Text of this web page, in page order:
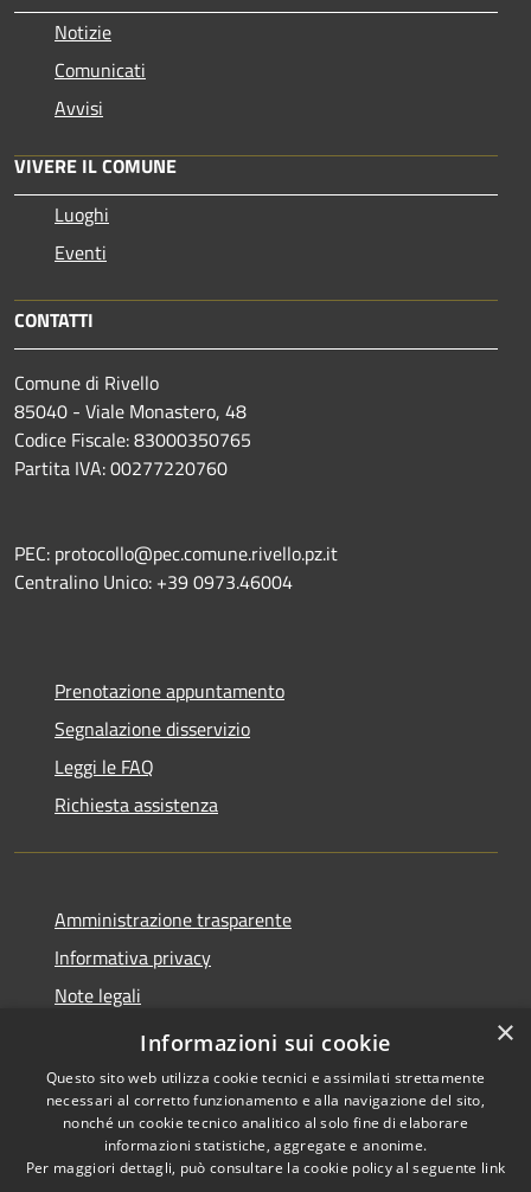
Notizie
Comunicati
Avvisi
VIVERE IL COMUNE
Luoghi
Eventi
CONTATTI
Comune di Rivello
85040 - Viale Monastero, 48
Codice Fiscale: 83000350765
Partita IVA: 00277220760
PEC: protocollo@pec.comune.rivello.pz.it
Centralino Unico: +39 0973.46004
Prenotazione appuntamento
Segnalazione disservizio
Leggi le FAQ
Richiesta assistenza
Amministrazione trasparente
Informativa privacy
Note legali
Dichiarazione di accessibilità
Accessibilità
Copyright © 2026 • Comune di
Rivello • Powered by
×
Informazioni sui cookie
Questo sito web utilizza cookie tecnici e assimilati strettamente
necessari al corretto funzionamento e alla navigazione del sito,
nonché un cookie tecnico analitico al solo fine di elaborare
informazioni statistiche, aggregate e anonime.
Per maggiori dettagli, può consultare la cookie policy al seguente link